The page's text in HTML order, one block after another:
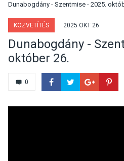
Dunabogdány - Szentmise - 2025.
KÖZVETÍTÉS 2025 OKT 26
Dunabogdány -
október 26.
0